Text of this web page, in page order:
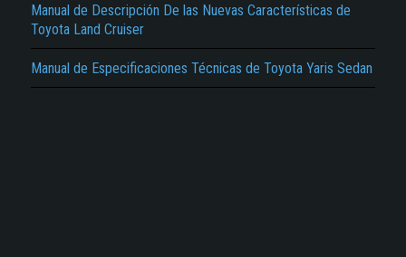
Manual de Descripción De las Nuevas Características de
Toyota Land Cruiser
Manual de Especificaciones Técnicas de Toyota Yaris Sedan
Reportar otro tipo de error...